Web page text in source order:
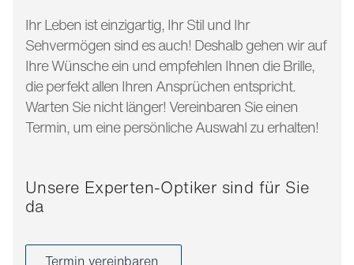
Ihr Leben ist einzigartig, Ihr Stil und Ihr
Sehvermögen sind es auch! Deshalb gehen wir auf
Ihre Wünsche ein und empfehlen Ihnen die Brille,
die perfekt allen Ihren Ansprüchen entspricht.
Warten Sie nicht länger! Vereinbaren Sie einen
Termin, um eine persönliche Auswahl zu erhalten!
Unsere Experten-Optiker sind für Sie
da
Termin vereinbaren